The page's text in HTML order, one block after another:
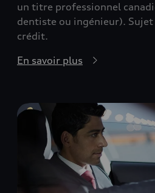
un titre professionnel
dentiste ou ingénieur). Sujet
crédit.
En savoir plus